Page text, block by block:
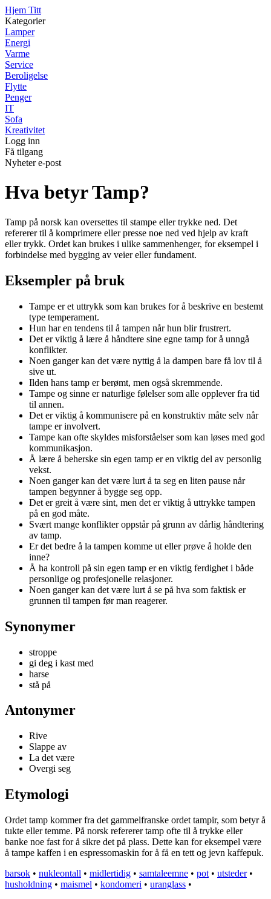
Hjem Titt
Kategorier
Lamper
Energi
Varme
Service
Beroligelse
Flytte
Penger
IT
Sofa
Kreativitet
Logg inn
Få tilgang
Nyheter e-post
Hva betyr Tamp?
Tamp på norsk kan oversettes til stampe eller trykke ned. Det
refererer til å komprimere eller presse noe ned ved hjelp av kraft
eller trykk. Ordet kan brukes i ulike sammenhenger, for eksempel i
forbindelse med bygging av veier eller fundament.
Eksempler på bruk
Tampe er et uttrykk som kan brukes for å beskrive en bestemt
type temperament.
Hun har en tendens til å tampen når hun blir frustrert.
Det er viktig å lære å håndtere sine egne tamp for å unngå
konflikter.
Noen ganger kan det være nyttig å la dampen bare få lov til å
sive ut.
Ilden hans tamp er berømt, men også skremmende.
Tampe og sinne er naturlige følelser som alle opplever fra tid
til annen.
Det er viktig å kommunisere på en konstruktiv måte selv når
tampe er involvert.
Tampe kan ofte skyldes misforståelser som kan løses med god
kommunikasjon.
Å lære å beherske sin egen tamp er en viktig del av personlig
vekst.
Noen ganger kan det være lurt å ta seg en liten pause når
tampen begynner å bygge seg opp.
Det er greit å være sint, men det er viktig å uttrykke tampen
på en god måte.
Svært mange konflikter oppstår på grunn av dårlig håndtering
av tamp.
Er det bedre å la tampen komme ut eller prøve å holde den
inne?
Å ha kontroll på sin egen tamp er en viktig ferdighet i både
personlige og profesjonelle relasjoner.
Noen ganger kan det være lurt å se på hva som faktisk er
grunnen til tampen før man reagerer.
Synonymer
stroppe
gi deg i kast med
harse
stå på
Antonymer
Rive
Slappe av
La det være
Overgi seg
Etymologi
Ordet tamp kommer fra det gammelfranske ordet tampir, som betyr å
tukte eller temme. På norsk refererer tamp ofte til å trykke eller
banke noe fast for å sikre det på plass. Dette kan for eksempel være
å tampe kaffen i en espressomaskin for å få en tett og jevn kaffepuk.
barsok • nukleontall • midlertidig • samtaleemne • pot • utsteder•
husholdning • maismel • kondomeri • uranglass •